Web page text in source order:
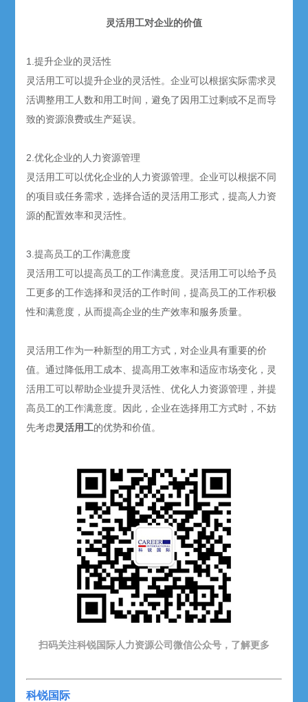
灵活用工对企业的价值
1.提升企业的灵活性
灵活用工可以提升企业的灵活性。企业可以根据实际需求灵
活调整用工人数和用工时间，避免了因用工过剩或不足而导
致的资源浪费或生产延误。
2.优化企业的人力资源管理
灵活用工可以优化企业的人力资源管理。企业可以根据不同
的项目或任务需求，选择合适的灵活用工形式，提高人力资
源的配置效率和灵活性。
3.提高员工的工作满意度
灵活用工可以提高员工的工作满意度。灵活用工可以给予员
工更多的工作选择和灵活的工作时间，提高员工的工作积极
性和满意度，从而提高企业的生产效率和服务质量。
灵活用工作为一种新型的用工方式，对企业具有重要的价
值。通过降低用工成本、提高用工效率和适应市场变化，灵
活用工可以帮助企业提升灵活性、优化人力资源管理，并提
高员工的工作满意度。因此，企业在选择用工方式时，不妨
先考虑灵活用工的优势和价值。
扫码关注科锐国际人力资源公司微信公众号，了解更多
科锐国际